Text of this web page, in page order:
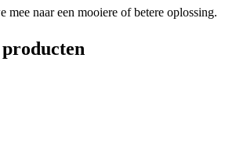
mee naar een mooiere of betere oplossing.